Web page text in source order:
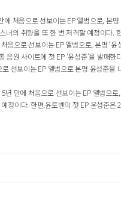
처음으로 선보이는 EP 앨범으로, 본
의 취향을 또 한 번 저격할 예정이다
으로 선보이는 EP 앨범으로, 본명 ‘
원 사이트에 첫 EP ‘윤성준’을 발매
선보이는 EP 앨범으로 본명 윤성준
만에 처음으로 선보이는 EP 앨범으
정이다. 한편,윤토벤의 첫 EP 윤성